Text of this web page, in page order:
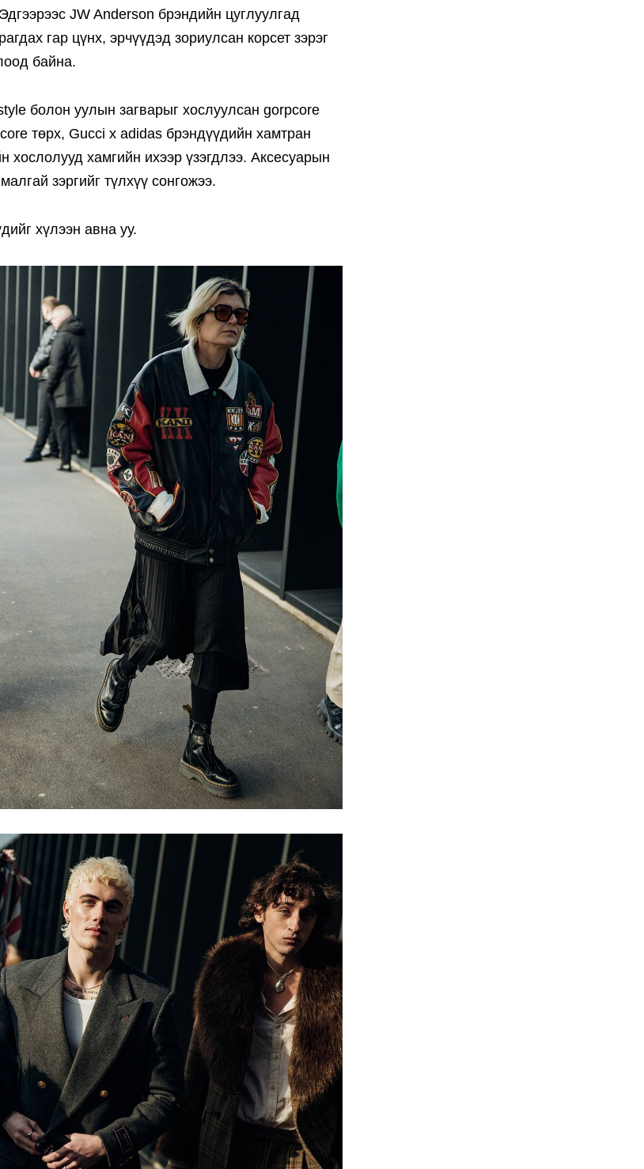
JW Anderson брэндийн цуглуулгад
гар цүнх, эрчүүдэд зориулсан корсет зэрэг
байна.
болон уулын загварыг хослуулсан gorpcore
төрх, Gucci x adidas брэндүүдийн хамтран
хослолууд хамгийн ихээр үзэгдлээ. Аксесуарын
зэргийг түлхүү сонгожээ.
хүлээн авна уу.